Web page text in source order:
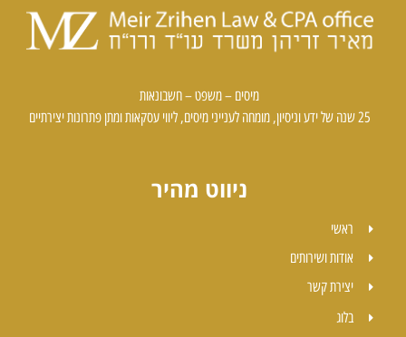
מיסים – משפט – חשבונאות
25 שנה של ידע וניסיון, מומחה לענייני מיסים, ליווי עסקאות ומתן פתרונות יצירתיים
ניווט מהיר
ראשי
אודות ושירותים
יצירת קשר
בלוג